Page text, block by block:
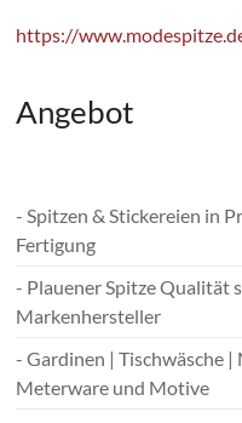
https://
Angebot
- Spitzen & Stickereien in
Fertigung
- Plauener Spitze Qualität
Markenhersteller
- Gardinen | Tischwäsche |
Meterware und Motive